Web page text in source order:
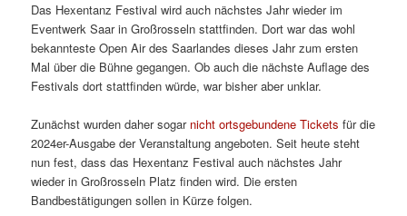
Das Hexentanz Festival wird auch nächstes Jahr wieder im
Eventwerk Saar in Großrosseln stattfinden. Dort war das wohl
bekannteste Open Air des Saarlandes dieses Jahr zum ersten
Mal über die Bühne gegangen. Ob auch die nächste Auflage des
Festivals dort stattfinden würde, war bisher aber unklar.
Zunächst wurden daher sogar nicht ortsgebundene Tickets für die
2024er-Ausgabe der Veranstaltung angeboten. Seit heute steht
nun fest, dass das Hexentanz Festival auch nächstes Jahr
wieder in Großrosseln Platz finden wird. Die ersten
Bandbestätigungen sollen in Kürze folgen.